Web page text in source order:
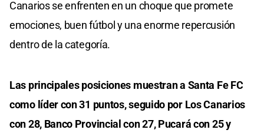
Canarios se enfrenten en un choque que promete
emociones, buen fútbol y una enorme repercusión
dentro de la categoría.
Las principales posiciones muestran a Santa Fe FC
como líder con 31 puntos, seguido por Los Canarios
con 28, Banco Provincial con 27, Pucará con 25 y